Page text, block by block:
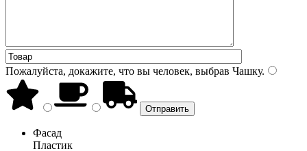
Пожалуйста, докажите, что вы человек, выбрав Чашку.
Фасад
Пластик